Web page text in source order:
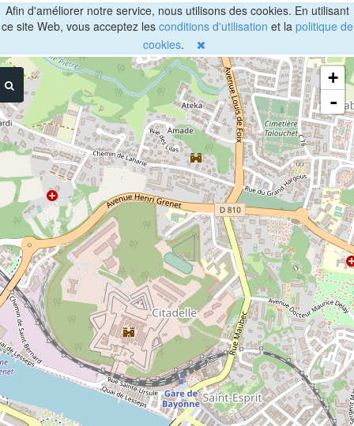
Afin d'améliorer notre service, nous utilisons des cookies. En utilisant
ce site Web, vous acceptez les conditions d'utilisation et la politique de
cookies.
+
-